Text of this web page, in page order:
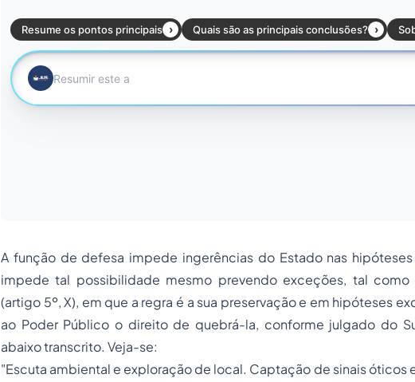
A função de defesa impede ingerências do Estado nas
impede tal possibilidade mesmo prevendo exceções, tal
(artigo 5º, X), em que a regra é a sua preservação e em hipóteses
ao Poder Público o direito de quebrá-la, conforme julgado do
abaixo transcrito. Veja-se:
"Escuta ambiental e exploração de local. Captação de sinais óticos